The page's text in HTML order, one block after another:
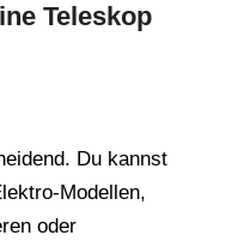
Teleskop
Du kannst
Modellen,
oder